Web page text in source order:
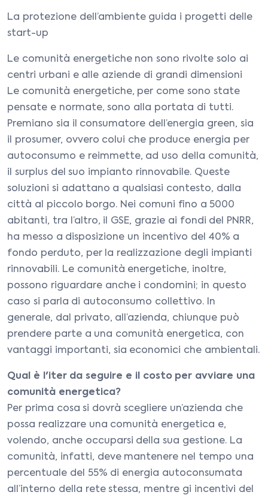
La protezione dell’ambiente guida i progetti delle
start-up
Le comunità energetiche non sono rivolte solo ai
centri urbani e alle aziende di grandi dimensioni
Le comunità energetiche, per come sono state
pensate e normate, sono alla portata di tutti.
Premiano sia il consumatore dell’energia green, sia
il prosumer, ovvero colui che produce energia per
autoconsumo e reimmette, ad uso della comunità,
il surplus del suo impianto rinnovabile. Queste
soluzioni si adattano a qualsiasi contesto, dalla
città al piccolo borgo. Nei comuni fino a 5000
abitanti, tra l’altro, il GSE, grazie ai fondi del PNRR,
ha messo a disposizione un incentivo del 40% a
fondo perduto, per la realizzazione degli impianti
rinnovabili. Le comunità energetiche, inoltre,
possono riguardare anche i condomini; in questo
caso si parla di autoconsumo collettivo. In
generale, dal privato, all’azienda, chiunque può
prendere parte a una comunità energetica, con
vantaggi importanti, sia economici che ambientali.
Qual è l'iter da seguire e il costo per avviare una
comunità energetica?
Per prima cosa si dovrà scegliere un’azienda che
possa realizzare una comunità energetica e,
volendo, anche occuparsi della sua gestione. La
comunità, infatti, deve mantenere nel tempo una
percentuale del 55% di energia autoconsumata
all’interno della rete stessa, mentre gi incentivi del